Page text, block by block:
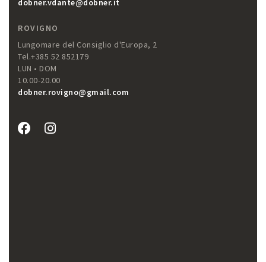
ROVIGNO
Lungomare del Consiglio d'Europa, 2
Tel.+385 52 852179
LUN • DOM
10.00-20.00
dobner.rovigno@gmail.com